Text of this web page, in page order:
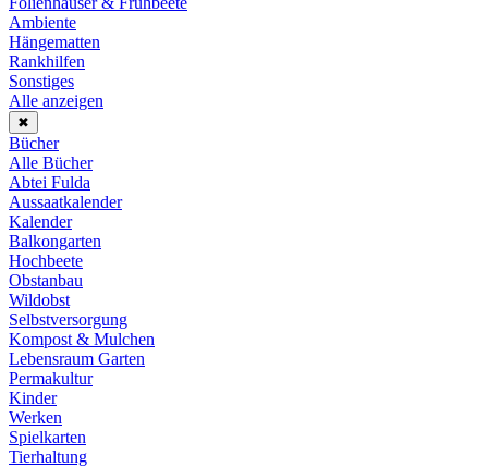
Ambiente
Hängematten
Rankhilfen
Sonstiges
Alle anzeigen
✖
Bücher
Alle Bücher
Abtei Fulda
Aussaatkalender
Kalender
Balkongarten
Hochbeete
Obstanbau
Wildobst
Selbstversorgung
Kompost & Mulchen
Lebensraum Garten
Permakultur
Kinder
Werken
Spielkarten
Tierhaltung